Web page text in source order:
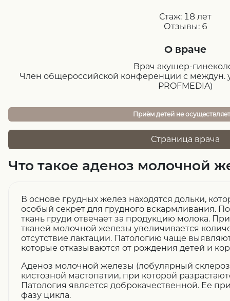
Стаж: 18 лет
Отзывы: 6
О враче
Врач акушер-
Член общероссийской конференции с междун.
PROFMEDIA)
Приём детей не
Страница врача
Что такое аденоз молочной
В основе грудных желез находятся дольки,
особый секрет для грудного вскармливания.
ткань груди отвечает за продукцию молока.
тканей молочной железы увеличивается
отсутствие лактации. Патологию чаще
которые отказываются от рождения детей и
Аденоз молочной железы (лобулярный
кистозной мастопатии, при которой
Патология является доброкачественной. Ее
фазу цикла.